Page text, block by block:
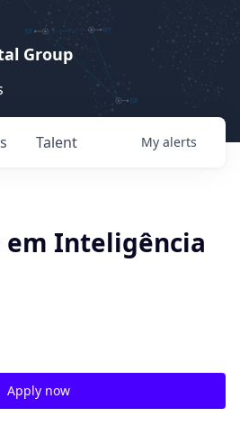
Group
Talent My alerts
em Inteligência
Apply now